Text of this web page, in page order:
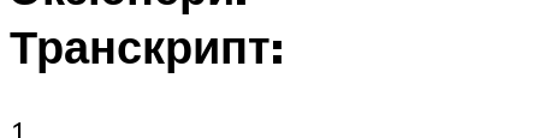
Транскрипт: